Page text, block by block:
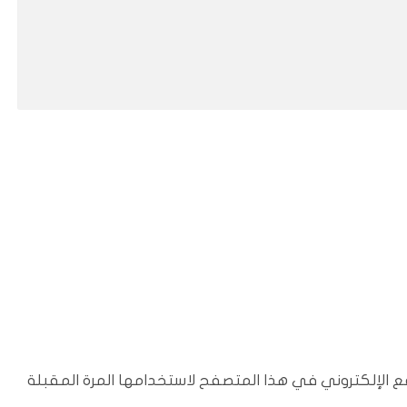
الإلكتروني في هذا المتصفح لاستخدامها المرة المقبلة